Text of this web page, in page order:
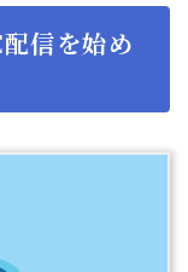
信を始め